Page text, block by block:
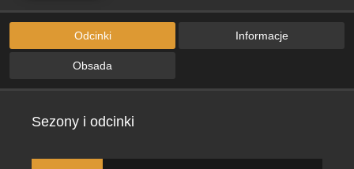
Odcinki Informacje
Obsada
Sezony i odcinki